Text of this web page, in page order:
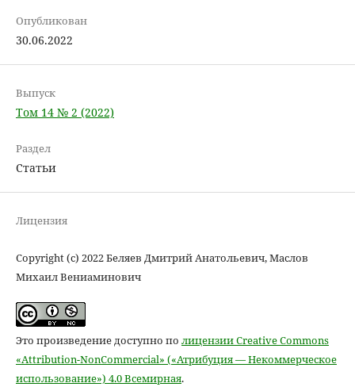
Опубликован
30.06.2022
Выпуск
Том 14 № 2 (2022)
Раздел
Статьи
Лицензия
Copyright (c) 2022 Беляев Дмитрий Анатольевич, Маслов
Михаил Вениаминович
Это произведение доступно по лицензии Creative Commons
«Attribution-NonCommercial» («Атрибуция — Некоммерческое
использование») 4.0 Всемирная.